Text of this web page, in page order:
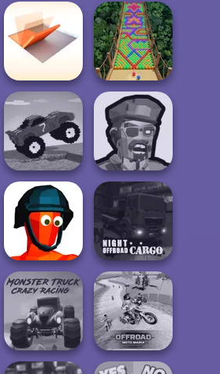
Grand Cyber City Balance It
Folding Blocks
Puzzle
Bubble Fall
Funny Mad
Racing
Zombies
Shooter
Funny Shooter
Night OffRoad
Cargo